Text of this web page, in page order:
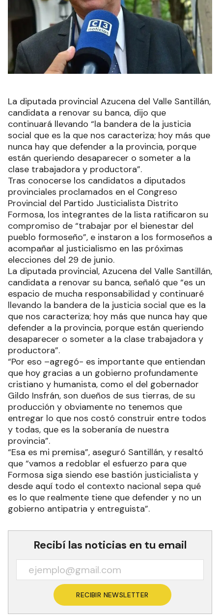
La diputada provincial Azucena del Valle Santillán,
candidata a renovar su banca, dijo que
continuará llevando “la bandera de la justicia
social que es la que nos caracteriza; hoy más que
nunca hay que defender a la provincia, porque
están queriendo desaparecer o someter a la
clase trabajadora y productora”.
Tras conocerse los candidatos a diputados
provinciales proclamados en el Congreso
Provincial del Partido Justicialista Distrito
Formosa, los integrantes de la lista ratificaron su
compromiso de “trabajar por el bienestar del
pueblo formoseño”, e instaron a los formoseños a
acompañar al justicialismo en las próximas
elecciones del 29 de junio.
La diputada provincial, Azucena del Valle Santillán,
candidata a renovar su banca, señaló que “es un
espacio de mucha responsabilidad y continuaré
llevando la bandera de la justicia social que es la
que nos caracteriza; hoy más que nunca hay que
defender a la provincia, porque están queriendo
desaparecer o someter a la clase trabajadora y
productora”.
“Por eso –agregó- es importante que entiendan
que hoy gracias a un gobierno profundamente
cristiano y humanista, como el del gobernador
Gildo Insfrán, son dueños de sus tierras, de su
producción y obviamente no tenemos que
entregar lo que nos costó construir entre todos
y todas, que es la soberanía de nuestra
provincia”.
“Esa es mi premisa”, aseguró Santillán, y resaltó
que “vamos a redoblar el esfuerzo para que
Formosa siga siendo ese bastión justicialista y
desde aquí todo el contexto nacional sepa qué
es lo que realmente tiene que defender y no un
gobierno antipatria y entreguista”.
Recibí las noticias en tu email
RECIBIR NEWSLETTER